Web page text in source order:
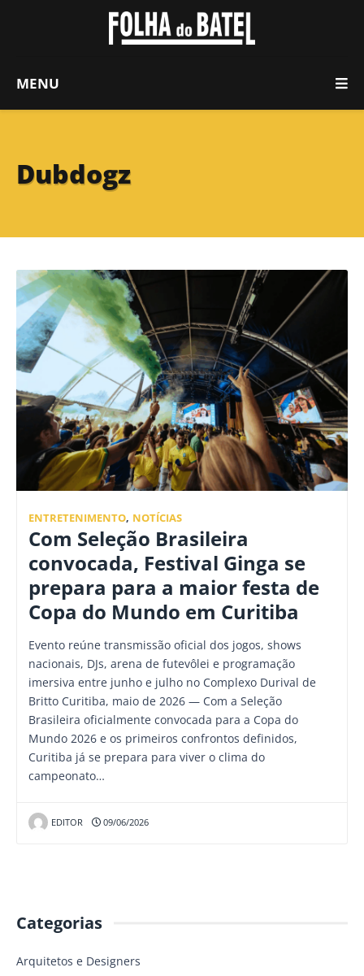
MENU
Dubdogz
ENTRETENIMENTO, NOTÍCIAS
Com Seleção Brasileira
convocada, Festival Ginga se
prepara para a maior festa de
Copa do Mundo em Curitiba
Evento reúne transmissão oficial dos jogos, shows
nacionais, DJs, arena de futevôlei e programação
imersiva entre junho e julho no Complexo Durival de
Britto Curitiba, maio de 2026 — Com a Seleção
Brasileira oficialmente convocada para a Copa do
Mundo 2026 e os primeiros confrontos definidos,
Curitiba já se prepara para viver o clima do
campeonato…
EDITOR 09/06/2026
Categorias
Arquitetos e Designers